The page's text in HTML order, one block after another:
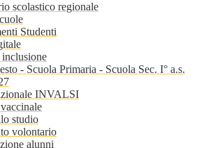
scolastico regionale
Studenti
inclusione
- Scuola Primaria - Scuola Sec. I° a.s.
INVALSI
studio
volontario
alunni